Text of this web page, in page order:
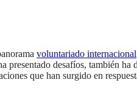
voluntariado internacional
presentado desafíos, también
que han surgido en